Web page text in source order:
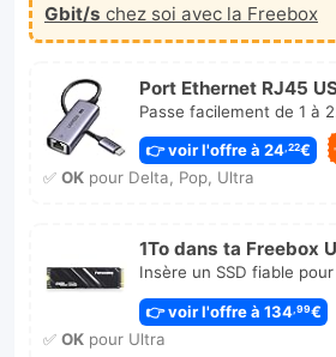
Gbit/s chez soi avec la Freebox
Port Ethernet RJ45
Passe facilement de 1 à
👉 voir l'offre à 24 ,22€
✅ OKpour Delta, Pop, Ultra
1To dans ta Freebox
Insère un SSD fiable
👉 voir l'offre à 134 ,99€
✅ OKpour Ultra